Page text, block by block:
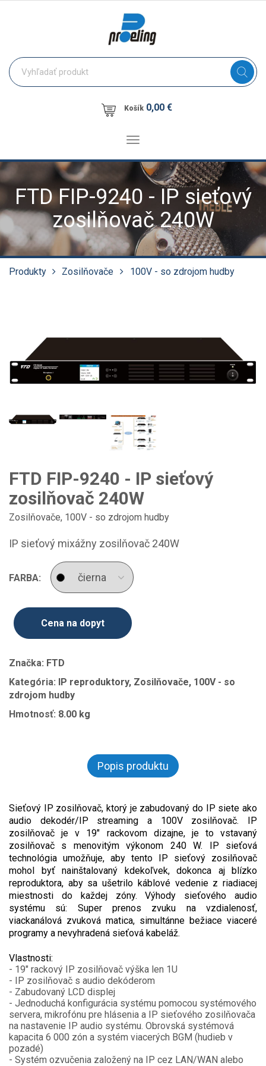
Košík 0,00 €
Toggle
FTD FIP-9240 - IP sieťový
zosilňovač 240W
Produkty Zosilňovače 100V - so zdrojom hudby
FTD FIP-9240 - IP sieťový
zosilňovač 240W
Zosilňovače, 100V - so zdrojom hudby
IP sieťový mixážny zosilňovač 240W
FARBA:
Cena na dopyt
Značka: FTD
Kategória:
IP reproduktory, Zosilňovače, 100V - so
zdrojom hudby
Hmotnosť: 8.00 kg
Popis produktu
Sieťový IP zosilňovač, ktorý je zabudovaný do IP siete ako
audio dekodér/IP streaming a 100V zosilňovač. IP
zosilňovač je v 19" rackovom dizajne, je to vstavaný
zosilňovač s menovitým výkonom 240 W. IP sieťová
technológia umožňuje, aby tento IP sieťový zosilňovač
mohol byť nainštalovaný kdekoľvek, dokonca aj blízko
reproduktora, aby sa ušetrilo káblové vedenie z riadiacej
miestnosti do každej zóny. Výhody sieťového audio
systému sú: Super prenos zvuku na vzdialenosť,
viackanálová zvuková matica, simultánne bežiace viaceré
programy a nevyhradená sieťová kabeláž.
Vlastnosti:
- 19" rackový IP zosilňovač výška len 1U
- IP zosilňovač s audio dekóderom
- Zabudovaný LCD displej
- Jednoduchá konfigurácia systému pomocou systémového
servera, mikrofónu pre hlásenia a IP sieťového zosilňovača
na nastavenie IP audio systému. Obrovská systémová
kapacita 6 000 zón a systém viacerých BGM (hudieb v
pozadé)
- Systém ozvučenia založený na IP cez LAN/WAN alebo